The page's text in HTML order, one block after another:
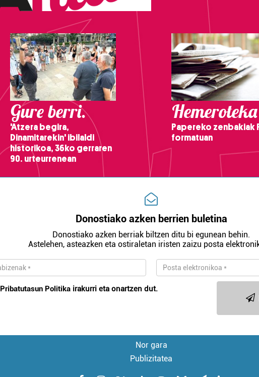
Gure berri.
'Atzera begira,
Dinamitarekin' ibilaldi
historikoa, 36ko gerraren
90. urteurrenean
Hemeroteka
Papereko zenbakiak
formatuan
Donostiako azken berrien buletina
Donostiako azken berriak biltzen ditu bi egunean behin.
Astelehen, asteazken eta ostiraletan iristen zaizu posta
Pribatutasun Politika irakurri eta onartzen dut.
Nor gara
Publizitatea